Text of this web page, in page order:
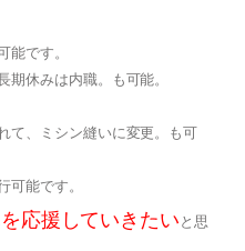
です。
休みは内職。も可能。
ミシン縫いに変更。も可
能です。
応援していきたいと思